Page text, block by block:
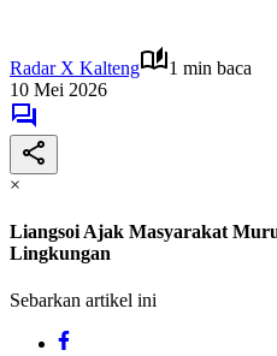
Radar X Kalteng
1 min baca
10 Mei 2026
×
Liangsoi Ajak Masyarakat
Lingkungan
Sebarkan artikel ini